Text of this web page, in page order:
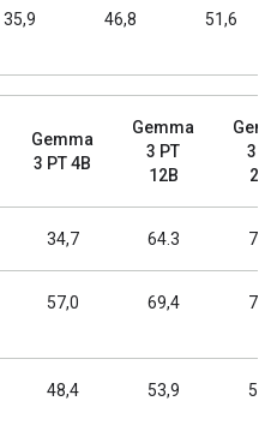
35,9 46,8 51,6
Gemma
3 PT 4B
Gemma
3 PT
12B
3
34,7 64.3
57,0 69,4
48,4 53,9